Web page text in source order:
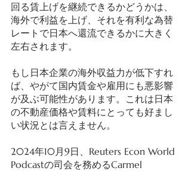
回る賃上げを継続できるかどうかは、
海外で利益を上げ、それを有利な為替
レートで日本へ還流できるかに大きく
左右されます。
もし日本企業の海外収益力が低下すれ
ば、やがて国内賃金や雇用にも悪影響
が及ぶ可能性があります。これは日本
の不動産価格や賃料にとっても好まし
い状況とは言えません。
2024年10月9日、Reuters Econ World
Podcastの司会を務めるCarmel